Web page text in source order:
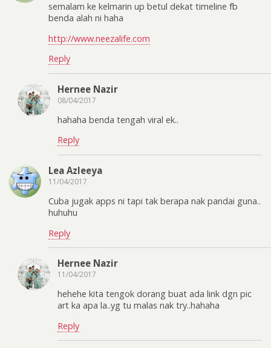
semalam ke kelmarin up betul dekat timeline fb
benda alah ni haha
http://www.neezalife.com
Reply
Hernee Nazir
08/04/2017
hahaha benda tengah viral ek..
Reply
Lea Azleeya
11/04/2017
Cuba jugak apps ni tapi tak berapa nak pandai guna..
huhuhu
Reply
Hernee Nazir
11/04/2017
hehehe kita tengok dorang buat ada link dgn pic
art ka apa la..yg tu malas nak try..hahaha
Reply